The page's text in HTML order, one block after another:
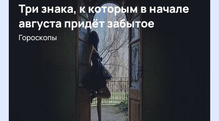
Три знака, к которым в начале
августа придёт забытое
Гороскопы